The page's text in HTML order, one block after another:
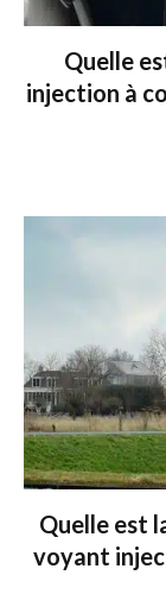
Quelle
injection à
Quelle est
voyant